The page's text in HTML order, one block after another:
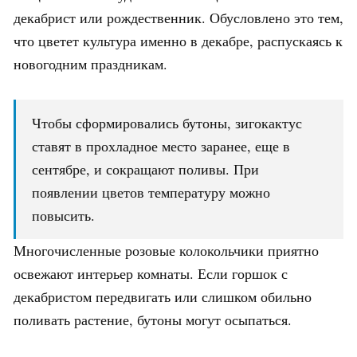
декабрист или рождественник. Обусловлено это тем,
что цветет культура именно в декабре, распускаясь к
новогодним праздникам.
Чтобы сформировались бутоны, зигокактус
ставят в прохладное место заранее, еще в
сентябре, и сокращают поливы. При
появлении цветов температуру можно
повысить.
Многочисленные розовые колокольчики приятно
освежают интерьер комнаты. Если горшок с
декабристом передвигать или слишком обильно
поливать растение, бутоны могут осыпаться.